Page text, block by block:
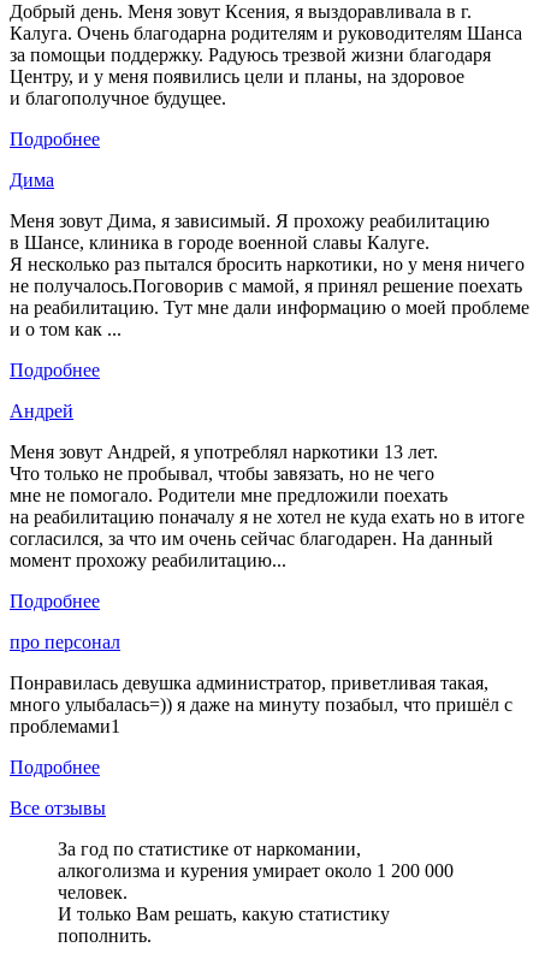
Добрый день. Меня зовут Ксения, я выздоравливала в г.
Калуга. Очень благодарна родителям и руководителям Шанса
за помощьи поддержку. Радуюсь трезвой жизни благодаря
Центру, и у меня появились цели и планы, на здоровое
и благополучное будущее.
Подробнее
Дима
Меня зовут Дима, я зависимый. Я прохожу реабилитацию
в Шансе, клиника в городе военной славы Калуге.
Я несколько раз пытался бросить наркотики, но у меня ничего
не получалось.Поговорив с мамой, я принял решение поехать
на реабилитацию. Тут мне дали информацию о моей проблеме
и о том как ...
Подробнее
Андрей
Меня зовут Андрей, я употреблял наркотики 13 лет.
Что только не пробывал, чтобы завязать, но не чего
мне не помогало. Родители мне предложили поехать
на реабилитацию поначалу я не хотел не куда ехать но в итоге
согласился, за что им очень сейчас благодарен. На данный
момент прохожу реабилитацию...
Подробнее
про персонал
Понравилась девушка администратор, приветливая такая,
много улыбалась=)) я даже на минуту позабыл, что пришёл с
проблемами1
Подробнее
Все отзывы
За год по статистике от наркомании,
алкоголизма и курения умирает около 1 200 000
человек.
И только Вам решать, какую статистику
пополнить.